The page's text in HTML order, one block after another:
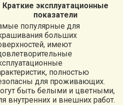
Краткие эксплуатационные
показатели
популярные для
больших
имеют
полностью
для проживающих.
быть белыми и цветными,
внутренних и внешних работ.